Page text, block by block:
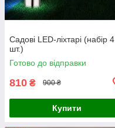
Садові LED-ліхтарі (набір 4
шт.)
Готово до відправки
810 ₴ 900 ₴
Купити